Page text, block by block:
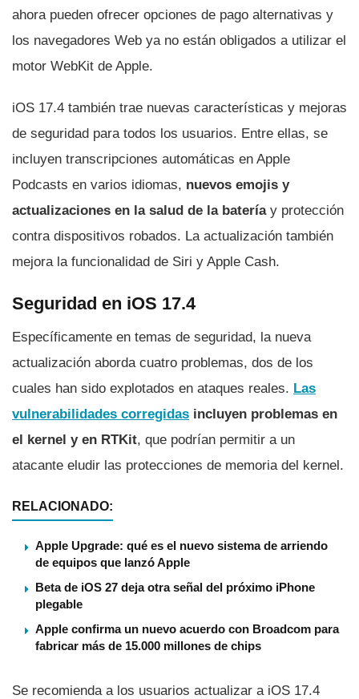
ahora pueden ofrecer opciones de pago alternativas y
los navegadores Web ya no están obligados a utilizar el
motor WebKit de Apple.
iOS 17.4 también trae nuevas características y mejoras
de seguridad para todos los usuarios. Entre ellas, se
incluyen transcripciones automáticas en Apple
Podcasts en varios idiomas, nuevos emojis y
actualizaciones en la salud de la bateríay protección
contra dispositivos robados. La actualización también
mejora la funcionalidad de Siri y Apple Cash.
Seguridad en iOS 17.4
Específicamente en temas de seguridad, la nueva
actualización aborda cuatro problemas, dos de los
cuales han sido explotados en ataques reales. Las
vulnerabilidades corregidas incluyen problemas en
el kernel y en RTKit, que podrían permitir a un
atacante eludir las protecciones de memoria del kernel.
RELACIONADO:
Apple Upgrade: qué es el nuevo sistema de arriendo
de equipos que lanzó Apple
Beta de iOS 27 deja otra señal del próximo iPhone
plegable
Apple confirma un nuevo acuerdo con Broadcom para
fabricar más de 15.000 millones de chips
Se recomienda a los usuarios actualizar a iOS 17.4